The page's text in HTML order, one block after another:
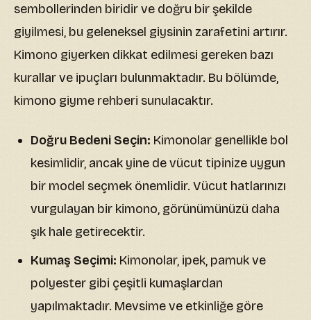
sembollerinden biridir ve doğru bir şekilde
giyilmesi, bu geleneksel giysinin zarafetini artırır.
Kimono giyerken dikkat edilmesi gereken bazı
kurallar ve ipuçları bulunmaktadır. Bu bölümde,
kimono giyme rehberi sunulacaktır.
Doğru Bedeni Seçin: Kimonolar genellikle bol
kesimlidir, ancak yine de vücut tipinize uygun
bir model seçmek önemlidir. Vücut hatlarınızı
vurgulayan bir kimono, görünümünüzü daha
şık hale getirecektir.
Kumaş Seçimi: Kimonolar, ipek, pamuk ve
polyester gibi çeşitli kumaşlardan
yapılmaktadır. Mevsime ve etkinliğe göre